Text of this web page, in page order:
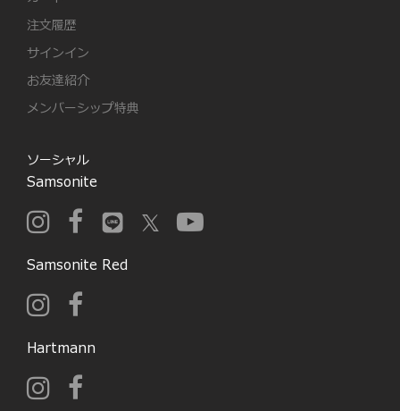
注文履歴
サインイン
お友達紹介
メンバーシップ特典
ソーシャル
Samsonite
Samsonite Red
Hartmann